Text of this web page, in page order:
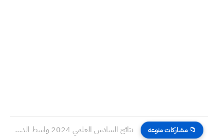
📁 مشاركات منوعه نتائج السادس العلمي 2024 واسط الدور الأول